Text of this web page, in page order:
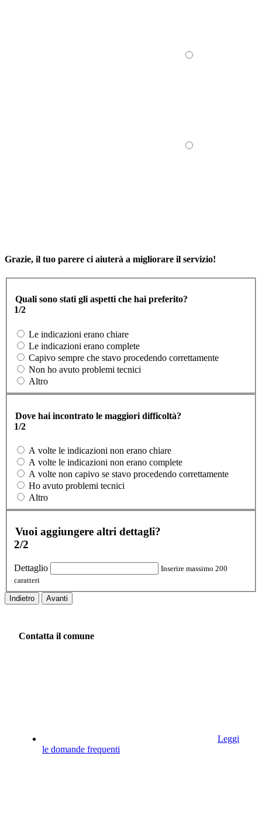
Grazie, il tuo parere ci aiuterà a migliorare il servizio!
Quali sono stati gli aspetti che hai preferito?
1/2
Le indicazioni erano chiare
Le indicazioni erano complete
Capivo sempre che stavo procedendo correttamente
Non ho avuto problemi tecnici
Altro
Dove hai incontrato le maggiori difficoltà?
1/2
A volte le indicazioni non erano chiare
A volte le indicazioni non erano complete
A volte non capivo se stavo procedendo correttamente
Ho avuto problemi tecnici
Altro
Vuoi aggiungere altri dettagli?
2/2
Dettaglio
Inserire massimo 200
caratteri
Indietro Avanti
Contatta il comune
Leggi
le domande frequenti